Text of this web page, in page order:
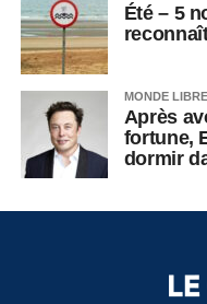
Été – 5
MONDE LIBRE
Après
fortune,
dormir